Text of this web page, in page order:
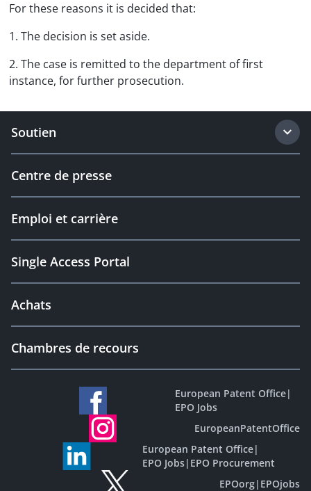
For these reasons it is decided that:
1. The decision is set aside.
2. The case is remitted to the department of first
instance, for further prosecution.
Soutien
Centre de presse
Emploi et carrière
Single Access Portal
Achats
Chambres de recours
European Patent Office|
EPO Jobs
EuropeanPatentOffice
European Patent Office|
EPO Jobs| EPO Procurement
EPOorg| EPOjobs